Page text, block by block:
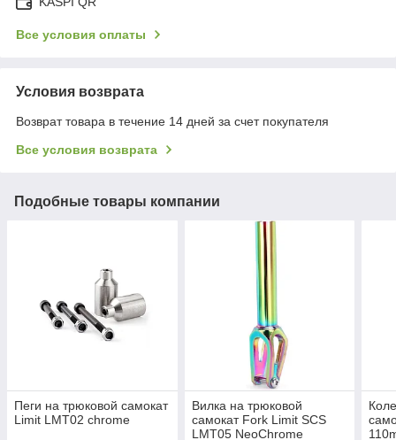
Все условия оплаты
Условия возврата
Возврат товара в течение 14 дней за счет покупателя
Все условия возврата
Подобные товары компании
Пеги на трюковой самокат
Limit LMT02 chrome
Вилка на трюковой
самокат Fork Limit SCS
LMT05 NeoChrome